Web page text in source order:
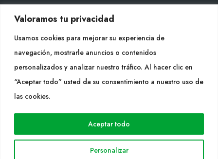
Valoramos tu privacidad
Usamos cookies para mejorar su experiencia de
navegación, mostrarle anuncios o contenidos
personalizados y analizar nuestro tráfico. Al hacer clic en
“Aceptar todo” usted da su consentimiento a nuestro uso de
las cookies.
Personalizar
Aceptar todo
Plan du site
Cultidelta S.L. © 2023 Todos los derechos reservados. |